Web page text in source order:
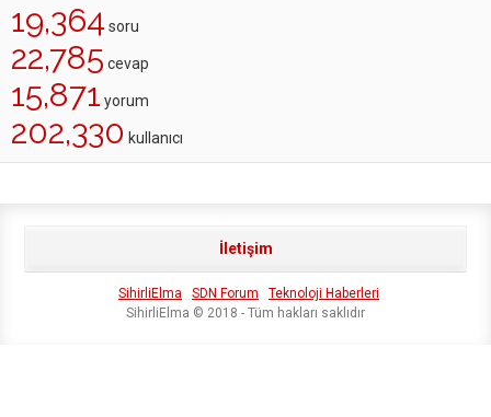
19,364 soru
22,785 cevap
15,871 yorum
202,330 kullanıcı
İletişim
SihirliElma SDN Forum
Teknoloji Haberleri
SihirliElma © 2018 - Tüm hakları saklıdır